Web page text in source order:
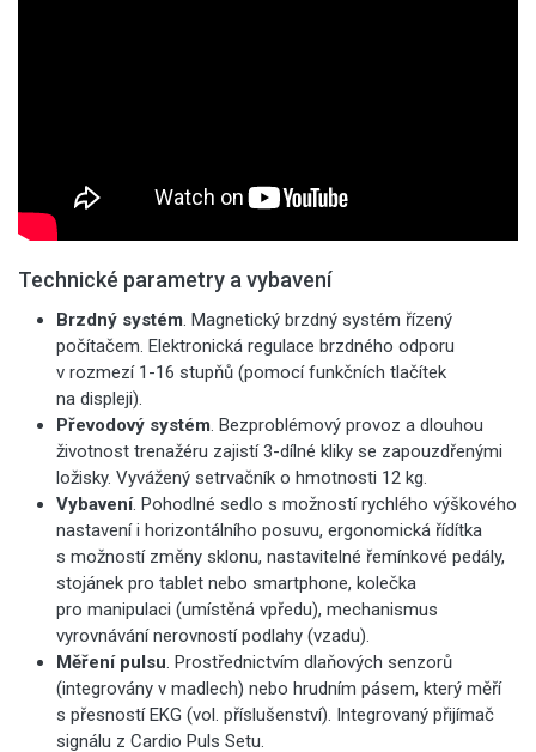
Technické parametry a vybavení
Brzdný systém. Magnetický brzdný systém řízený
počítačem. Elektronická regulace brzdného odporu
v rozmezí 1-16 stupňů (pomocí funkčních tlačítek
na displeji).
Převodový systém. Bezproblémový provoz a dlouhou
životnost trenažéru zajistí 3-dílné kliky se zapouzdřenými
ložisky. Vyvážený setrvačník o hmotnosti 12 kg.
Vybavení. Pohodlné sedlo s možností rychlého výškového
nastavení i horizontálního posuvu, ergonomická řídítka
s možností změny sklonu, nastavitelné řemínkové pedály,
stojánek pro tablet nebo smartphone, kolečka
pro manipulaci (umístěná vpředu), mechanismus
vyrovnávání nerovností podlahy (vzadu).
Měření pulsu. Prostřednictvím dlaňových senzorů
(integrovány v madlech) nebo hrudním pásem, který měří
s přesností EKG (vol. příslušenství). Integrovaný přijímač
signálu z Cardio Puls Setu.